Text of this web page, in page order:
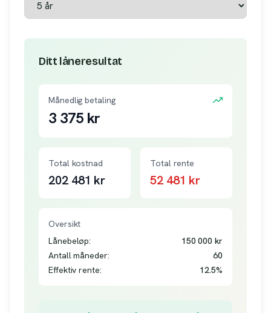
Ditt låneresultat
Månedlig betaling
3 375kr
Total kostnad
202 481 kr
Total rente
52 481 kr
Oversikt
Lånebeløp:
150 000 kr
Antall måneder:
60
Effektiv rente:
12.5%